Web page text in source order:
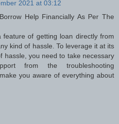
2021 at 03:12
Help Financially As Per The
of getting loan directly from
kind of hassle. To leverage it at its
hassle, you need to take necessary
from the troubleshooting
you aware of everything about